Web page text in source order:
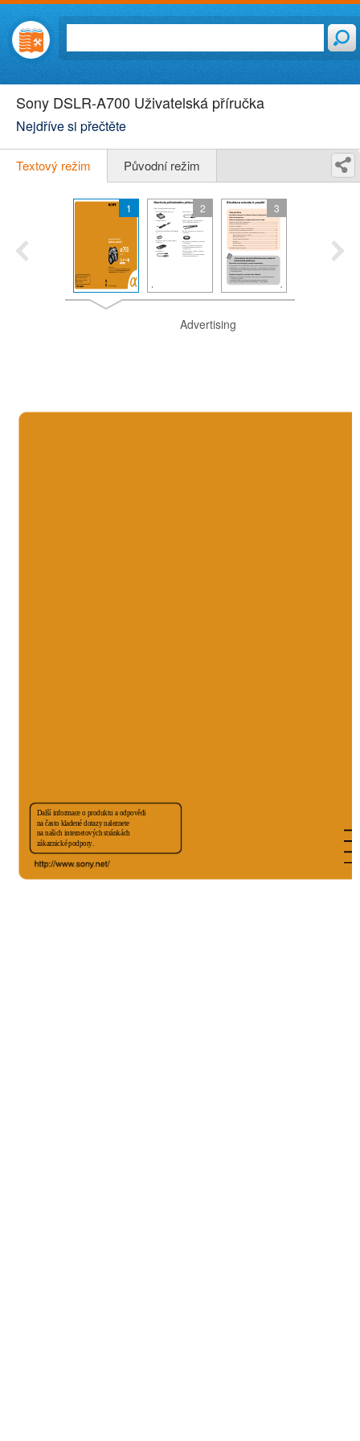
Sony DSLR-A700 Uživatelská příručka
Nejdříve si přečtěte
Textový režim Původní režim
1 2 3
Advertising
Další informace o produktu a odpovědi
na často kladené dotazy naleznete
na našich internetových stránkách
zákaznické podpory.